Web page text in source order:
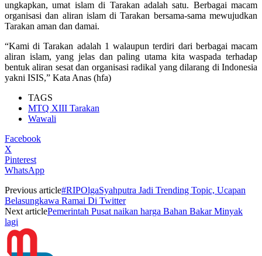
ungkapkan, umat islam di Tarakan adalah satu. Berbagai macam
organisasi dan aliran islam di Tarakan bersama-sama mewujudkan
Tarakan aman dan damai.
“Kami di Tarakan adalah 1 walaupun terdiri dari berbagai macam
aliran islam, yang jelas dan paling utama kita waspada terhadap
bentuk aliran sesat dan organisasi radikal yang dilarang di Indonesia
yakni ISIS,” Kata Anas (hfa)
TAGS
MTQ XIII Tarakan
Wawali
Facebook
X
Pinterest
WhatsApp
Previous article#RIPOlgaSyahputra Jadi Trending Topic, Ucapan
Belasungkawa Ramai Di Twitter
Next articlePemerintah Pusat naikan harga Bahan Bakar Minyak
lagi